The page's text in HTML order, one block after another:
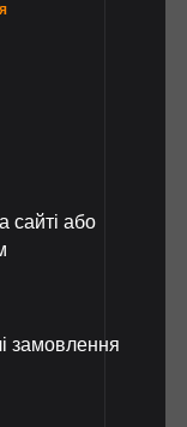
сайті або
замовлення